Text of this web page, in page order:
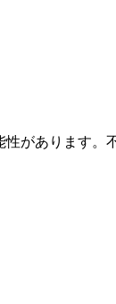
があります。